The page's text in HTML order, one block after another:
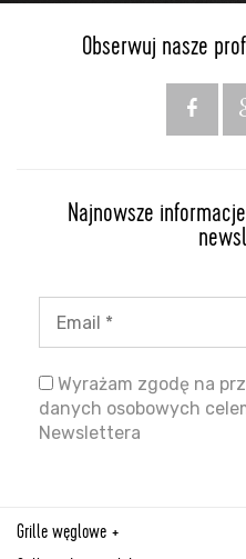
Obserwuj nasze
Najnowsze
Wyrażam zgodę na
danych osobowych
Newslettera
Grille węglowe